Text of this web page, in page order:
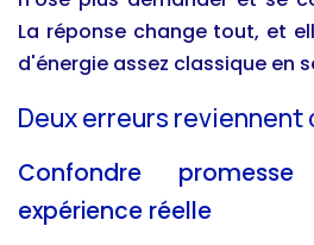
La réponse change tout, et
d'énergie assez classique en
Deux erreurs reviennent
Confondre
expérience réelle